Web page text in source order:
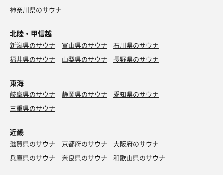
神奈川県のサウナ
北陸・甲信越
新潟県のサウナ 富山県のサウナ
石川県のサウナ
福井県のサウナ
山梨県のサウナ 長野県のサウナ
東海
岐阜県のサウナ 静岡県のサウナ
愛知県のサウナ
三重県のサウナ
近畿
滋賀県のサウナ 京都府のサウナ
大阪府のサウナ
兵庫県のサウナ
奈良県のサウナ 和歌山県のサウナ